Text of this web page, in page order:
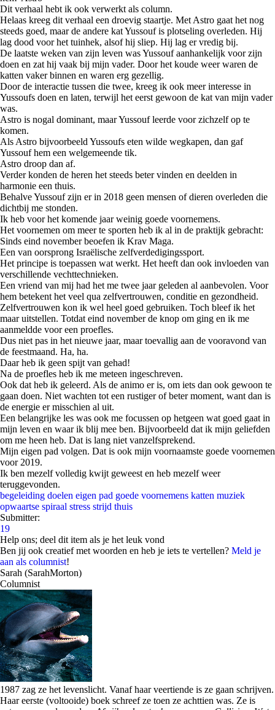
Dit verhaal hebt ik ook verwerkt als column.
Helaas kreeg dit verhaal een droevig staartje. Met Astro gaat het nog
steeds goed, maar de andere kat Yussouf is plotseling overleden. Hij
lag dood voor het tuinhek, alsof hij sliep. Hij lag er vredig bij.
De laatste weken van zijn leven was Yussouf aanhankelijk voor zijn
doen en zat hij vaak bij mijn vader. Door het koude weer waren de
katten vaker binnen en waren erg gezellig.
Door de interactie tussen die twee, kreeg ik ook meer interesse in
Yussoufs doen en laten, terwijl het eerst gewoon de kat van mijn vader
was.
Astro is nogal dominant, maar Yussouf leerde voor zichzelf op te
komen.
Als Astro bijvoorbeeld Yussoufs eten wilde wegkapen, dan gaf
Yussouf hem een welgemeende tik.
Astro droop dan af.
Verder konden de heren het steeds beter vinden en deelden in
harmonie een thuis.
Behalve Yussouf zijn er in 2018 geen mensen of dieren overleden die
dichtbij me stonden.
Ik heb voor het komende jaar weinig goede voornemens.
Het voornemen om meer te sporten heb ik al in de praktijk gebracht:
Sinds eind november beoefen ik Krav Maga.
Een van oorsprong Israëlische zelfverdedigingssport.
Het principe is toepassen wat werkt. Het heeft dan ook invloeden van
verschillende vechttechnieken.
Een vriend van mij had het me twee jaar geleden al aanbevolen. Voor
hem betekent het veel qua zelfvertrouwen, conditie en gezondheid.
Zelfvertrouwen kon ik wel heel goed gebruiken. Toch bleef ik het
maar uitstellen. Totdat eind november de knop om ging en ik me
aanmeldde voor een proefles.
Dus niet pas in het nieuwe jaar, maar toevallig aan de vooravond van
de feestmaand. Ha, ha.
Daar heb ik geen spijt van gehad!
Na de proefles heb ik me meteen ingeschreven.
Ook dat heb ik geleerd. Als de animo er is, om iets dan ook gewoon te
gaan doen. Niet wachten tot een rustiger of beter moment, want dan is
de energie er misschien al uit.
Een belangrijke les was ook me focussen op hetgeen wat goed gaat in
mijn leven en waar ik blij mee ben. Bijvoorbeeld dat ik mijn geliefden
om me heen heb. Dat is lang niet vanzelfsprekend.
Mijn eigen pad volgen. Dat is ook mijn voornaamste goede voornemen
voor 2019.
Ik ben mezelf volledig kwijt geweest en heb mezelf weer
teruggevonden.
begeleiding doelen eigen pad goede voornemens katten muziek
opwaartse spiraal stress strijd thuis
Submitter:
19
Help ons; deel dit item als je het leuk vond
Ben jij ook creatief met woorden en heb je iets te vertellen? Meld je
aan als columnist!
Sarah (SarahMorton)
Columnist
1987 zag ze het levenslicht. Vanaf haar veertiende is ze gaan schrijven.
Haar eerste (voltooide) boek schreef ze toen ze achttien was. Ze is